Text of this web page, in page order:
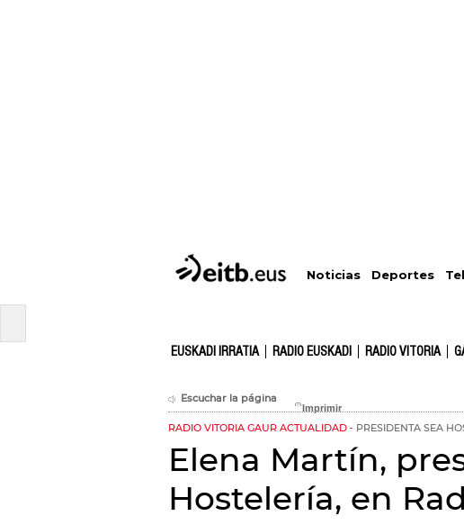
Noticias Deportes
EUSKADI IRRATIA RADIO EUSKADI RADIO VITORIA
Escuchar la página
RADIO VITORIA GAUR ACTUALIDAD PRESIDENTA SEA
Elena Martín,
Hostelería, en